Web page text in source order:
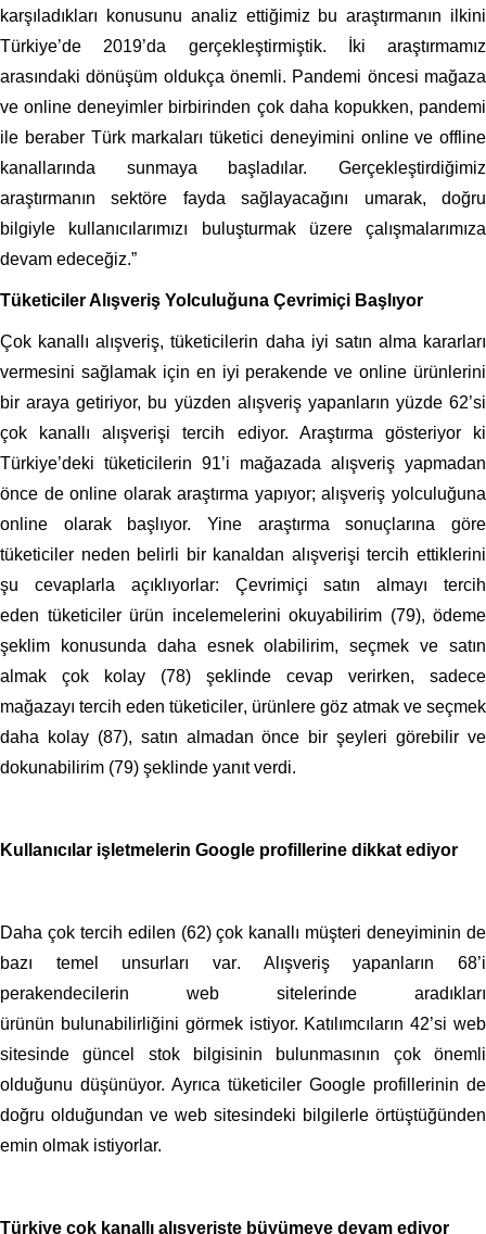
karşıladıkları konusunu analiz ettiğimiz bu araştırmanın ilkini
Türkiye’de 2019’da gerçekleştirmiştik. İki araştırmamız
arasındaki dönüşüm oldukça önemli. Pandemi öncesi mağaza
ve online deneyimler birbirinden çok daha kopukken, pandemi
ile beraber Türk markaları tüketici deneyimini online ve offline
kanallarında sunmaya başladılar. Gerçekleştirdiğimiz
araştırmanın sektöre fayda sağlayacağını umarak, doğru
bilgiyle kullanıcılarımızı buluşturmak üzere çalışmalarımıza
devam edeceğiz.”
Tüketiciler Alışveriş Yolculuğuna Çevrimiçi Başlıyor
Çok kanallı alışveriş, tüketicilerin daha iyi satın alma kararları
vermesini sağlamak için en iyi perakende ve online ürünlerini
bir araya getiriyor, bu yüzden alışveriş yapanların yüzde 62’si
çok kanallı alışverişi tercih ediyor. Araştırma gösteriyor ki
Türkiye’deki tüketicilerin 91’i mağazada alışveriş yapmadan
önce de online olarak araştırma yapıyor; alışveriş yolculuğuna
online olarak başlıyor. Yine araştırma sonuçlarına göre
tüketiciler neden belirli bir kanaldan alışverişi tercih ettiklerini
şu cevaplarla açıklıyorlar:
Çevrimiçi satın almayı tercih
eden tüketiciler ürün incelemelerini okuyabilirim (79), ödeme
şeklim konusunda daha esnek olabilirim, seçmek ve satın
almak çok kolay (78) şeklinde cevap verirken, sadece
mağazayı tercih eden tüketiciler, ürünlere göz atmak ve seçmek
daha kolay (87), satın almadan önce bir şeyleri görebilir ve
dokunabilirim (79) şeklinde yanıt verdi.
Kullanıcılar işletmelerin Google profillerine dikkat ediyor
Daha çok tercih edilen (62)çok kanallı müşteri deneyiminin de
bazı temel unsurları var. Alışveriş yapanların68’i
perakendecilerin web sitelerinde aradıkları
ürünün bulunabilirliğini görmek istiyor. Katılımcıların42’si web
sitesinde güncel stok bilgisinin bulunmasının çok önemli
olduğunu düşünüyor. Ayrıca tüketiciler Google profillerinin de
doğru olduğundan ve web sitesindeki bilgilerle örtüştüğünden
emin olmak istiyorlar.
Türkiye çok kanallı alışverişte büyümeye devam ediyor